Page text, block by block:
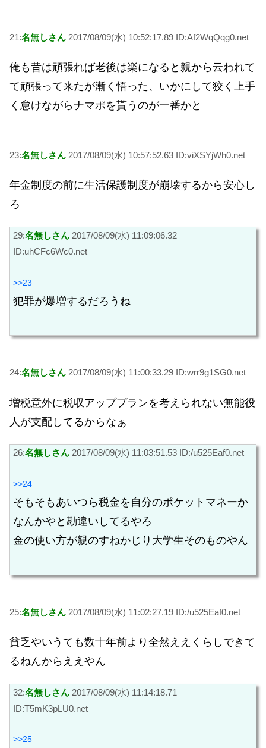
21:名無しさん 2017/08/09(水) 10:52:17.89 ID:Af2WqQqg0.net
俺も昔は頑張れば老後は楽になると親から云われて
て頑張って来たが漸く悟った、いかにして狡く上手
く怠けながらナマポを貰うのが一番かと
23:名無しさん 2017/08/09(水) 10:57:52.63 ID:viXSYjWh0.net
年金制度の前に生活保護制度が崩壊するから安心し
ろ
29:名無しさん 2017/08/09(水) 11:09:06.32
ID:uhCFc6Wc0.net
>>23
犯罪が爆増するだろうね
24:名無しさん 2017/08/09(水) 11:00:33.29 ID:wrr9g1SG0.net
増税意外に税収アッププランを考えられない無能役
人が支配してるからなぁ
26:名無しさん 2017/08/09(水) 11:03:51.53 ID:/u525Eaf0.net
>>24
そもそもあいつら税金を自分のポケットマネーか
なんかやと勘違いしてるやろ
金の使い方が親のすねかじり大学生そのものやん
25:名無しさん 2017/08/09(水) 11:02:27.19 ID:/u525Eaf0.net
貧乏やいうても数十年前より全然ええくらしできて
るねんからええやん
32:名無しさん 2017/08/09(水) 11:14:18.71
ID:T5mK3pLU0.net
>>25